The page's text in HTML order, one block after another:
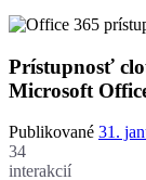
Prístupnosť
Microsoft
Publikované 31.
34
interakcií